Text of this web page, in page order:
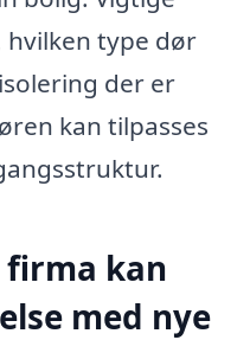
type dør
der er
kan tilpasses
firma kan
med nye